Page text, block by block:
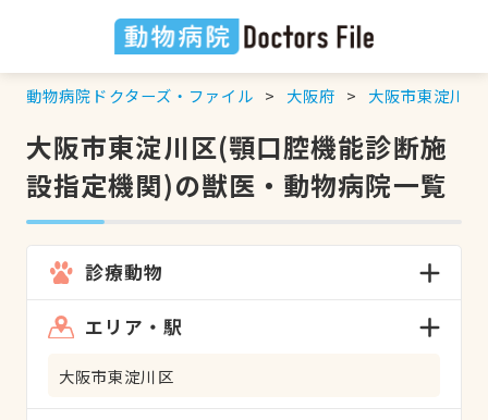
動物病院ドクターズ・ファイル 大阪府 大阪市東淀川区
大阪市東淀川区(顎口腔機能診断施
設指定機関)の獣医・動物病院一覧
診療動物
エリア・駅
大阪市東淀川区